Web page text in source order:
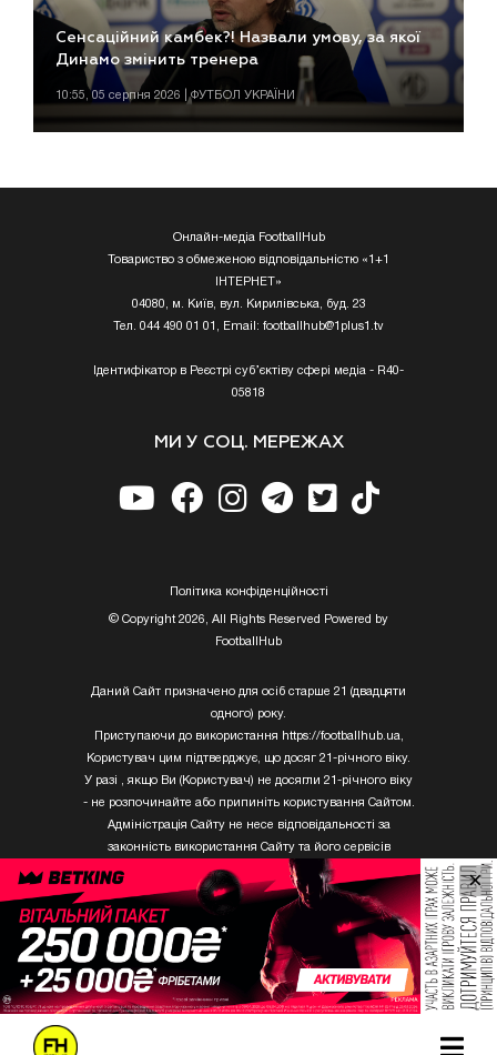
Сенсаційний камбек?! Назвали умову, за якої
Динамо змінить тренера
10:55, 05 серпня 2026 | ФУТБОЛ УКРАЇНИ
Онлайн-медіа FootballHub
Товариство з обмеженою відповідальністю «1+1
ІНТЕРНЕТ»
04080, м. Київ, вул. Кирилівська, буд. 23
Тел. 044 490 01 01, Email: footballhub@1plus1.tv
Ідентифікатор в Реєстрі суб’єктіву сфері медіа - R40-
05818
МИ У СОЦ. МЕРЕЖАХ
Полiтика конфiденцiйностi
© Copyright 2026, All Rights Reserved Powered by
FootballHub
Даний Сайт призначено для осіб старше 21 (двадцяти
одного) року.
Приступаючи до використання https://footballhub.ua,
Користувач цим підтверджує, що досяг 21-річного віку.
У разі , якщо Ви (Користувач) не досягли 21-річного віку
- не розпочинайте або припиніть користування Сайтом.
Адміністрація Сайту не несе відповідальності за
законність використання Сайту та його сервісів
Користувачем, який не досяг 21-річного віку.
Твори Getty Images, що розміщені на сайті, не можуть
бути використані третіми особами без письмового
дозволу ТОВ «ГЛОБАЛ ІМІДЖЕС ЮКРЕЙН.
×